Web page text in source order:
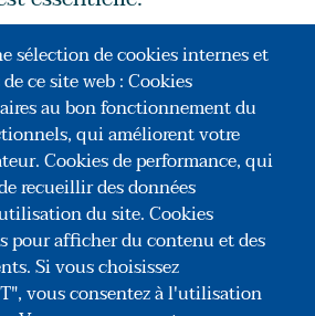
séminaires et groupes de
initiés par les
internationaux comme la
ou par les organisations
Elle a contribué à la
diplôme universitaire avec
Paris II et Paris XIII.
sélection de cookies internes et
ce site web : Cookies
au bon fonctionnement du
qui améliorent votre
Cookies de performance, qui
recueillir des données
du site. Cookies
pour afficher du contenu et des
Si vous choisissez
vous consentez à l'utilisation